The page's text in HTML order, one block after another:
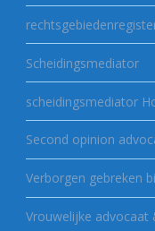
Scheidingsmediator
scheidingsmediator
Second opinion
Verborgen gebreken
Vrouwelijke advocaat